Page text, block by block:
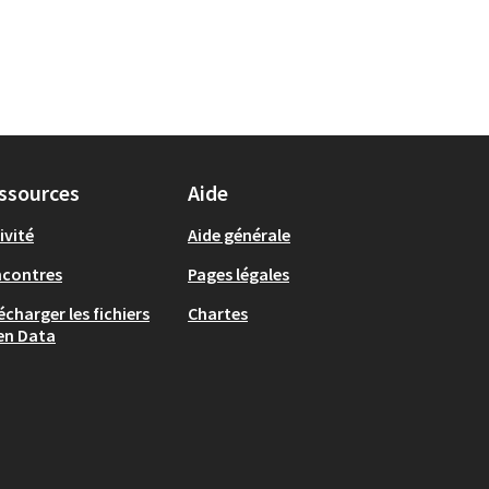
les fichiers
Data
Aide
Aide générale
Pages légales
Chartes